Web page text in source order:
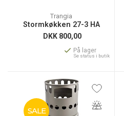
Trangia
Stormkøkken 27-3 HA
DKK 800,00
På lager
Se status i butik
SALE